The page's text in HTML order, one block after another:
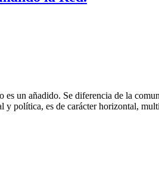
un añadido. Se diferencia de la
política, es de carácter horizontal,